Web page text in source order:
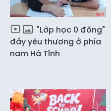
"Lớp học 0 đồng"
đầy yêu thương ở phía
nam Hà Tĩnh